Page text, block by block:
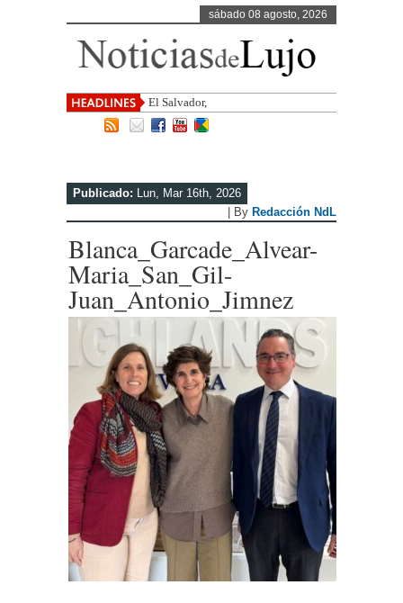
sábado 08 agosto, 2026
El Salvador, uno de los destinos con
Publicado: Lun, Mar 16th, 2026
| By Redacción NdL
Blanca_Garcade_Alvear-
Maria_San_Gil-
Juan_Antonio_Jimnez